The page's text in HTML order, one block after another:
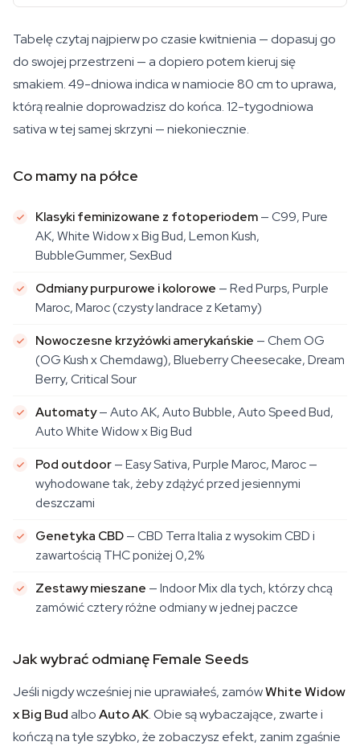
Tabelę czytaj najpierw po czasie kwitnienia — dopasuj go
do swojej przestrzeni — a dopiero potem kieruj się
smakiem. 49-dniowa indica w namiocie 80 cm to uprawa,
którą realnie doprowadzisz do końca. 12-tygodniowa
sativa w tej samej skrzyni — niekoniecznie.
Co mamy na półce
Klasyki feminizowane z fotoperiodem— C99, Pure
AK, White Widow x Big Bud, Lemon Kush,
BubbleGummer, SexBud
Odmiany purpurowe i kolorowe — Red Purps, Purple
Maroc, Maroc (czysty landrace z Ketamy)
Nowoczesne krzyżówki amerykańskie — Chem OG
(OG Kush x Chemdawg), Blueberry Cheesecake, Dream
Berry, Critical Sour
Automaty— Auto AK, Auto Bubble, Auto Speed Bud,
Auto White Widow x Big Bud
Pod outdoor— Easy Sativa, Purple Maroc, Maroc —
wyhodowane tak, żeby zdążyć przed jesiennymi
deszczami
Genetyka CBD— CBD Terra Italia z wysokim CBD i
zawartością THC poniżej 0,2%
Zestawy mieszane — Indoor Mix dla tych, którzy chcą
zamówić cztery różne odmiany w jednej paczce
Jak wybrać odmianę Female Seeds
Jeśli nigdy wcześniej nie uprawiałeś, zamówWhite Widow
x Big BudalboAuto AK. Obie są wybaczające, zwarte i
kończą na tyle szybko, że zobaczysz efekt, zanim zgaśnie